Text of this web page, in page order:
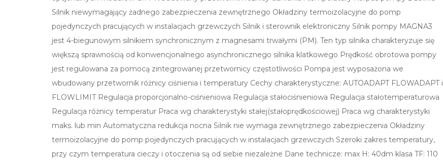
Silnik niewymagający żadnego zabezpieczenia zewnętrznego Okładziny termoizolacyjne do pomp
pojedynczych pracujących w instalacjach grzewczych Silnik i sterownik elektroniczny Silnik pompy MAGNA3
jest 4-biegunowym silnikiem synchronicznym z magnesami trwałymi (PM). Ten typ silnika charakteryzuje się
większą sprawnością od konwencjonalnego asynchronicznego silnika klatkowego Prędkość obrotowa pompy
jest regulowana za pomocą zintegrowanej przetwornicy częstotliwości Pompa jest wyposażona we
wbudowany przetwornik różnicy ciśnienia i temperatury Cechy charakterystyczne: AUTOADAPT FLOWADAPT i
FLOWLIMIT Regulacja proporcjonalno-ciśnieniowa Regulacja stałociśnieniowa Regulacja stałotemperaturowa
Regulacja różnicy temperatur Praca wg charakterystyki stałej(stałoprędkościowej) Praca wg charakterystyki
maks. lub min Automatyczna redukcja nocna Silnik nie wymaga zewnętrznego zabezpieczenia Okładziny
termoizolacyjne do pomp pojedynczych pracujących w instalacjach grzewczych Szeroki zakres temperatury,
przy czym temperatura cieczy i otoczenia są od siebie niezależne Dane technicze: max H: 40dm klasa TF: 110